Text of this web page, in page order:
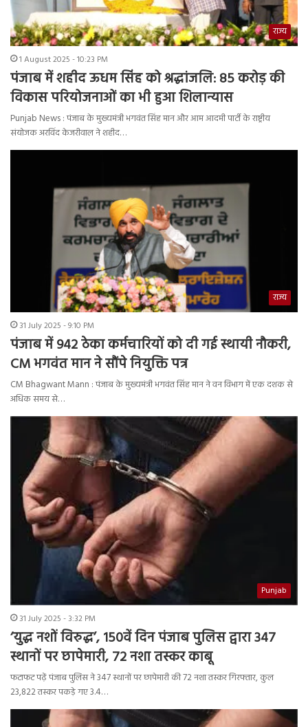
राज्य
1 August 2025 - 10:23 PM
पंजाब में शहीद ऊधम सिंह को श्रद्धांजलि: 85 करोड़ की
विकास परियोजनाओं का भी हुआ शिलान्यास
Punjab News : पंजाब के मुख्यमंत्री भगवंत सिंह मान और आम आदमी पार्टी के राष्ट्रीय
संयोजक अरविंद केजरीवाल ने शहीद…
राज्य
31 July 2025 - 9:10 PM
पंजाब में 942 ठेका कर्मचारियों को दी गई स्थायी नौकरी,
CM भगवंत मान ने सौंपे नियुक्ति पत्र
CM Bhagwant Mann : पंजाब के मुख्यमंत्री भगवंत सिंह मान ने वन विभाग में एक दशक से
अधिक समय से…
Punjab
31 July 2025 - 3:32 PM
‘युद्ध नशों विरुद्ध’, 150वें दिन पंजाब पुलिस द्वारा 347
स्थानों पर छापेमारी, 72 नशा तस्कर काबू
फटाफट पढ़ें पंजाब पुलिस ने 347 स्थानों पर छापेमारी की 72 नशा तस्कर गिरफ्तार, कुल
23,822 तस्कर पकड़े गए 3.4…